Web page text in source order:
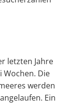
letzten Jahre
Wochen. Die
werden
Ein